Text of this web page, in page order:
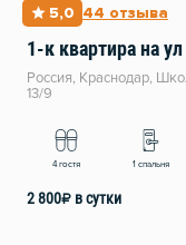
5,0 44 отзыва
1-к квартира на
Россия, Краснодар,
13/9
4 гостя 1 спальня
2 800₽ в сутки